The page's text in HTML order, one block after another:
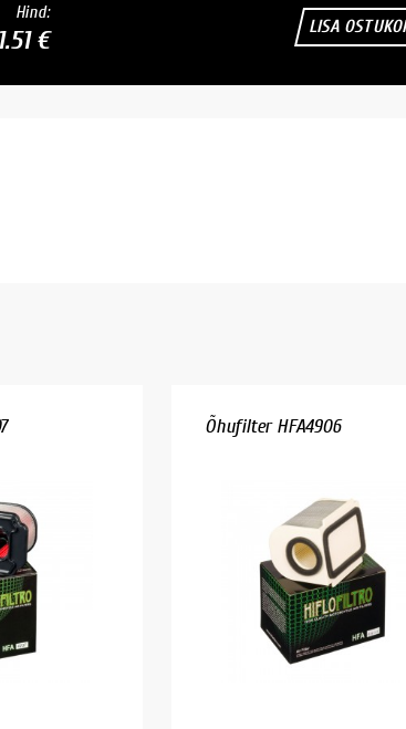
Hind:
€ LISA
Õhufilter HFA4906